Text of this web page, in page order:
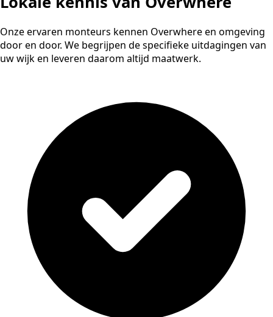
Onze ervaren monteurs kennen Overwhere en omgeving
door en door. We begrijpen de specifieke uitdagingen van
uw wijk en leveren daarom altijd maatwerk.